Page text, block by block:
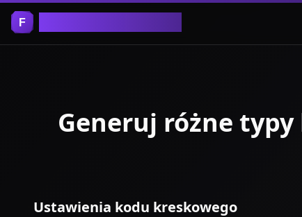
Generuj różne
Ustawienia kodu kreskowego